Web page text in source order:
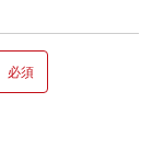
必須
円